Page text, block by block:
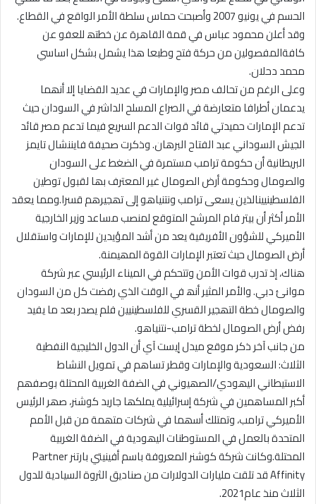
الحسم في یونیو 2007 وأصبحت حماس سلطة الأمر الواقع في القطاع.
وقد أعلن محمود عباس في قمة القاھرة عن خطتھ للعفو عن
كافةالمفصولین من حركة فتح وطبعا ھذا یشمل بشكل اساسي
محمد دحلان.
وعلى الرغم من تحالف مصر والإمارات في عدید القضایا إلا أنھما
یدعمان أطرافا متعارضة في الصراع المسلح الداشر في السودان حیث
تدعم الإمارات حمیدتي قائد قوات الدعم السریع فیما تدعم مصر قائد
الجیش السوداني عبد الفتاح البرھان. وذكرت صحیفة فایننشال تایمز
البریطانیة أن حكومة ترامب مستمرة في الضغط على السودان
والصومال وحكومة أرض الصومال غیر المعترف بھا لقبول توطین
الفلسطینیینالذین یسعى ترامب ونتنیاھو إلى تھجیرھم قسرا.ومما یعقد
الأمر أكثر أن بیتر فام المرشح المتوقع لمنصب مساعد وزیر الخارجیة
الأمیركي للشؤون الأفریقیة یعد من أشد المؤیدین للإمارات واستقلال
أرض الصومال حیث تعتبر الإمارات القوة المھیمنة.
ھناك، إذ تدرب قوات الأمن وتتحكم في المیناء الرئیسي عبر شركة
موانئ دبي. والأمر المثیر أنھ في الوقت الذي رفضت كل من السودان
والصومال خطة التھجیر القسري للفلسطینیین فلم یصدر بعد ما یفید
رفض أرض الصومال لخطة ترامب-نتنیاھو.
من جانب آخر ذكر موقع میدل إیست آي أن الدول الخلیجیة النفطیة
الثلاث: السعودیة والإمارات وقطر تساھم في تمویل النشاط
الاستیطاني الیھودي/الصھیوني في الضفة الغربیة المحتلة بوصفھم
أكبر المساھمین في شركة إسرائیلیة یملكھا جارید كوشنر، صھر الرئیس
الأمیركي ترامب، وتمتلك أسھما في شركات متھمة من قبل الأمم
المتحدة بالعمل في المستوطنات الیھودیة في الضفة الغربیة
المحتلة.وكانت شركة كوشنر المعروفة باسم أفینیتي بارتنر Partner
Affinity قد تلقت ملیارات الدولارات من صنادیق الثروة السیادیة للدول
الثلاث منذ عام2021.